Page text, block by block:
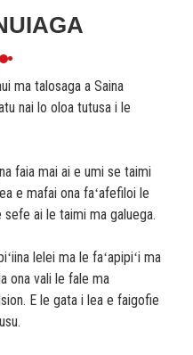
ma talosaga a Saina
nai lo oloa tutusa i le
faia mai ai e umi se taimi
e mafai ona faʻafefiloi le
ai le taimi ma galuega.
lelei ma le faʻapipiʻi ma
ona vali le fale ma
E le gata i lea e faigofie